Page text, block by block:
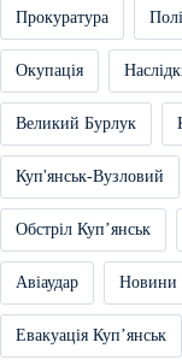
Прокуратура
Окупація
Великий Бурлук
Куп'янськ-Вузловий
Обстріл Купʼянськ
Авіаудар Новини
Евакуація Купʼянськ